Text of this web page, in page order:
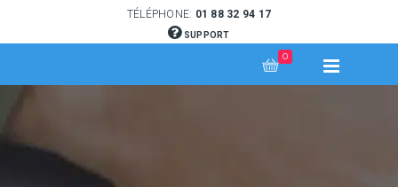
TÉLÉPHONE: 01 88 32 94 17
SUPPORT
0